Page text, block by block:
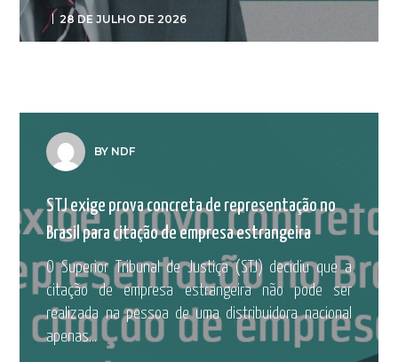
28 DE JULHO DE 2026
BY NDF
STJ exige prova concreta de representação no
Brasil para citação de empresa estrangeira
O Superior Tribunal de Justiça (STJ) decidiu que a
citação de empresa estrangeira não pode ser
realizada na pessoa de uma distribuidora nacional
apenas...